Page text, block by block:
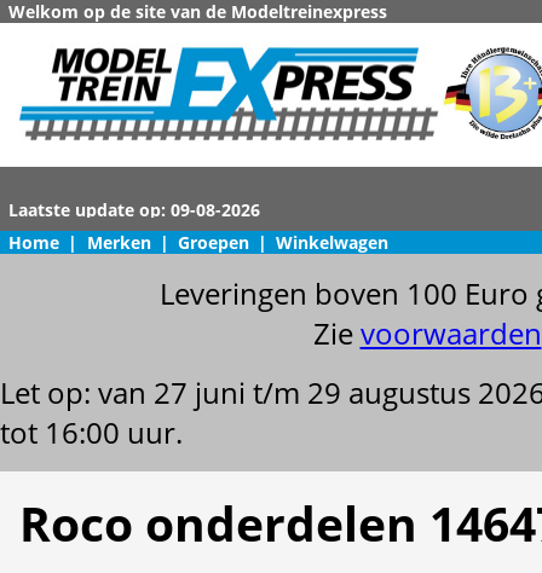
Welkom op de site van de Modeltreinexpress
Home | Merken | Groepen | Winkelwagen
Leveringen boven 100
Zievoorwaarden
Let op: van 27 juni t/m 29 augustus
tot 16:00 uur.
Roco onderdelen